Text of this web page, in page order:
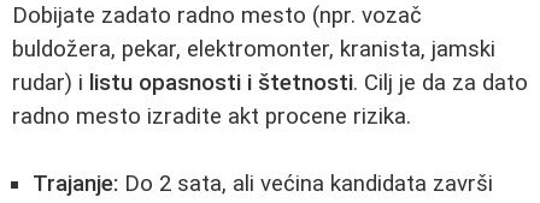
Dobijate zadato radno mesto (npr. vozač
buldožera, pekar, elektromonter, kranista, jamski
rudar) i listu opasnosti i štetnosti. Cilj je da za dato
radno mesto izradite akt procene rizika.
Trajanje: Do 2 sata, ali većina kandidata završi